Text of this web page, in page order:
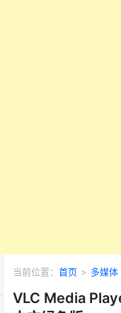
当前位置： 首页 > 多媒体
VLC Media